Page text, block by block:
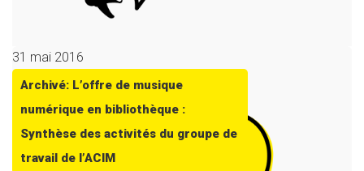
31 mai 2016
Archivé: L’offre de musique
numérique en bibliothèque :
Synthèse des activités du groupe de
travail de l’ACIM